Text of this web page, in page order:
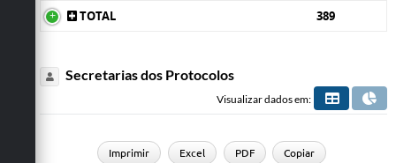
TOTAL 389
Secretarias dos Protocolos
Visualizar dados em:
Imprimir Excel PDF Copiar